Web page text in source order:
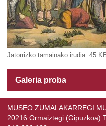
Jatorrizko tamainako irudia: 45 KB
Galeria proba
MUSEO ZUMALAKARREGI
20216 Ormaiztegi (Gipuzkoa)